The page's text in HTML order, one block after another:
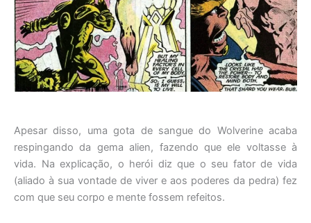
Apesar disso, uma gota de sangue do Wolverine acaba
respingando da gema alien, fazendo que ele voltasse à
vida. Na explicação, o herói diz que o seu fator de vida
(aliado à sua vontade de viver e aos poderes da pedra) fez
com que seu corpo e mente fossem refeitos.